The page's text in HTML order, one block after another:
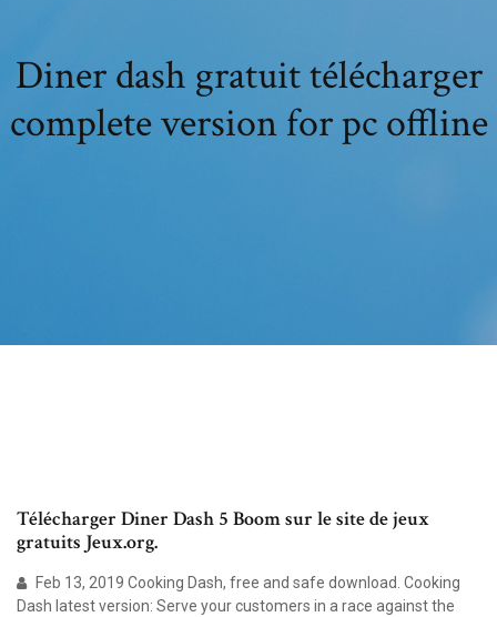
Diner dash gratuit télécharger
complete version for pc offline
Télécharger Diner Dash 5 Boom sur le site de jeux
gratuits Jeux.org.
Feb 13, 2019 Cooking Dash, free and safe download. Cooking
Dash latest version: Serve your customers in a race against the